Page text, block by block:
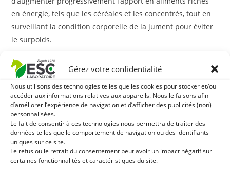
Gérez votre confidentialité
Nous utilisons des technologies telles que les cookies pour stocker et/ou
accéder aux informations relatives aux appareils. Nous le faisons afin
d’améliorer l’expérience de navigation et d’afficher des publicités (non)
personnalisées.
Le fait de consentir à ces technologies nous permettra de traiter des
données telles que le comportement de navigation ou des identifiants
uniques sur ce site.
Le refus ou le retrait du consentement peut avoir un impact négatif sur
certaines fonctionnalités et caractéristiques du site.
en énergie, tels que les céréales et les concentrés, tout en
surveillant la condition corporelle de la jument pour éviter
le surpoids.
Protéines de haute qualité
Les protéines sont fondamentales pour la production de
lait de qualité. Les besoins en protéines de la jument
allaitante augmentent de manière significative. Il est
recommandé d’inclure dans son alimentation des sources
de protéines de haute qualité, comme le soja ou l’alfalfa,
pour répondre à ces besoins accrus.